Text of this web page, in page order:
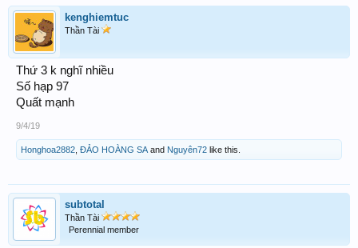
kenghiemtuc
Thần Tài
Thứ 3 k nghĩ nhiều
Số hạp 97
Quất mạnh
9/4/19
Honghoa2882 ĐẢO HOÀNG SA and Nguyên72 like this.
subtotal
Thần Tài
Perennial member